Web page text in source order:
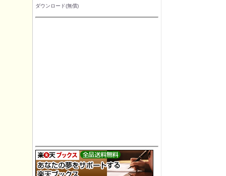
ダウンロード(無償)